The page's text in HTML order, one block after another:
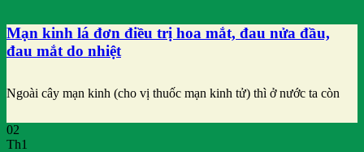
Mạn kinh lá đơn điều trị hoa mắt, đau nửa đầu,
đau mắt do nhiệt
Ngoài cây mạn kinh (cho vị thuốc mạn kinh tử) thì ở nước ta còn
02
Th1